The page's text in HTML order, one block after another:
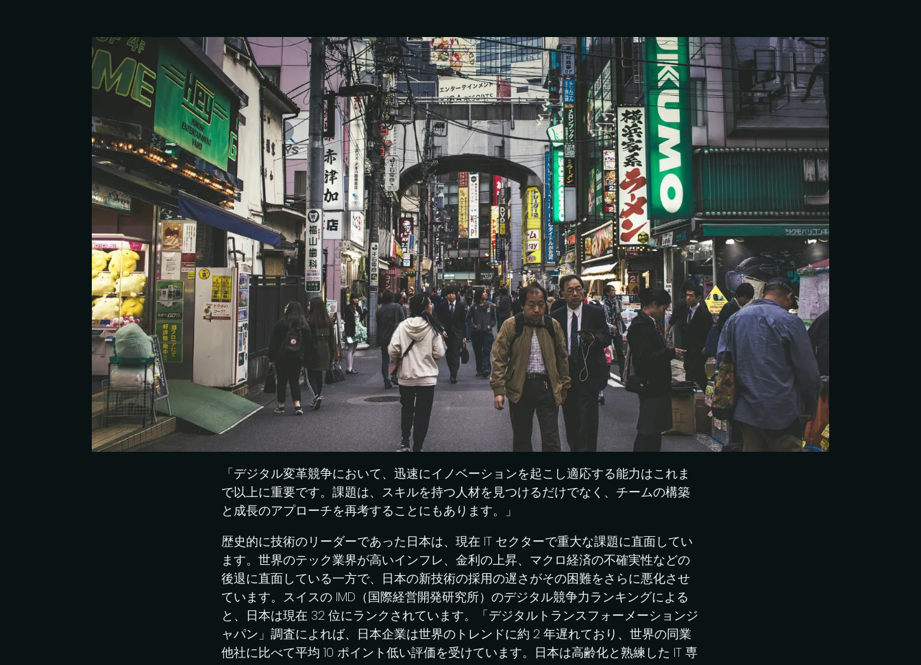
「デジタル変革競争において、迅速にイノベーションを起こし適応する能力はこれま
で以上に重要です。課題は、スキルを持つ人材を見つけるだけでなく、チームの構築
と成長のアプローチを再考することにもあります。」
歴史的に技術のリーダーであった日本は、現在 IT セクターで重大な課題に直面してい
ます。世界のテック業界が高いインフレ、金利の上昇、マクロ経済の不確実性などの
後退に直面している一方で、日本の新技術の採用の遅さがその困難をさらに悪化させ
ています。スイスの IMD（国際経営開発研究所）のデジタル競争力ランキングによる
と、日本は現在 32 位にランクされています。「デジタルトランスフォーメーションジ
ャパン」調査によれば、日本企業は世界のトレンドに約 2 年遅れており、世界の同業
他社に比べて平均 10 ポイント低い評価を受けています。日本は高齢化と熟練した IT 専